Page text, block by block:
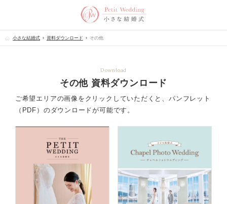
小さな結婚式 資料ダウンロード その他
Download
その他 資料ダウンロード
ご希望エリアの画像をクリックしていただくと、パンフレット
（PDF）のダウンロードが可能です。